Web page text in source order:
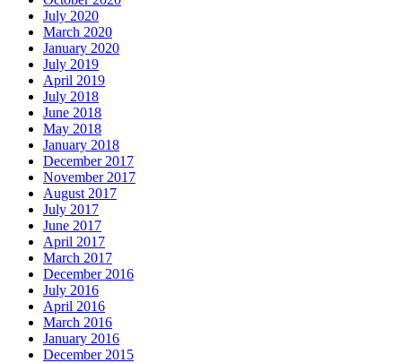
July 2020
March 2020
January 2020
July 2019
April 2019
July 2018
June 2018
May 2018
January 2018
December 2017
November 2017
August 2017
July 2017
June 2017
April 2017
March 2017
December 2016
July 2016
April 2016
March 2016
January 2016
December 2015